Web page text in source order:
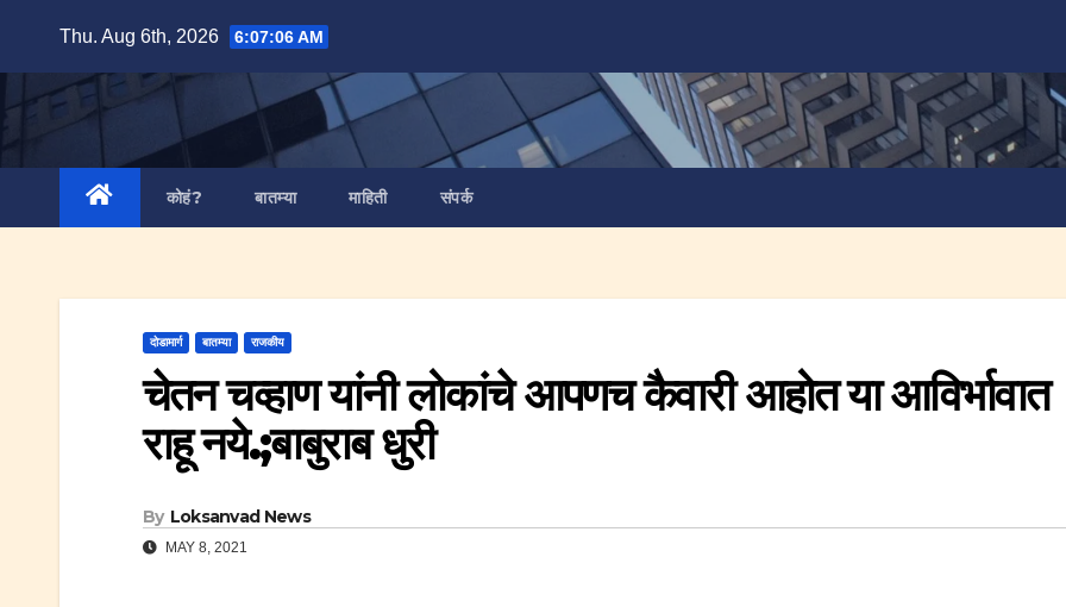
content
Thu. Aug 6th, 2026 6:07:07 AM
कोहं? बातम्या माहिती संपर्क
दोडामार्ग बातम्या राजकीय
चेतन चव्हाण यांनी लोकांचे आपणच कैवारी आहोत या आविर्भावात
राहू नये.;बाबुराब धुरी
By Loksanvad News
MAY 8, 2021